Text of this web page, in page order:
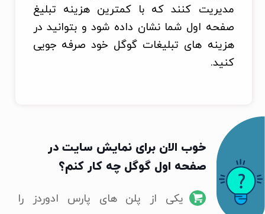
مدیریت کنند که با کمترین هزینه تبلیغ
صفحه اول شما نشان داده شود و بتوانید در
هزینه های تبلیغات گوگل خود صرفه جویی
کنید.
خوب الان برای نمایش سایت در
صفحه اول گوگل چه کار کنم؟
یکی از پلن های پارس ادوردز را